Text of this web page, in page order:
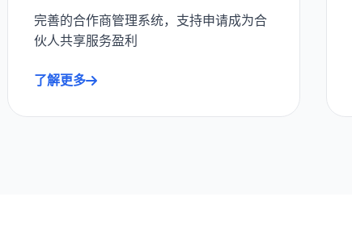
完善的合作商管理系统，支持申请成为合
伙人共享服务盈利
了解更多